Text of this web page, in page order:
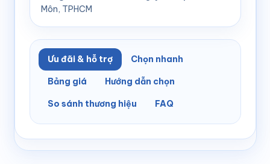
Môn, TPHCM
Ưu đãi & hỗ trợ Chọn nhanh
Bảng giá Hướng dẫn chọn
So sánh thương hiệu FAQ